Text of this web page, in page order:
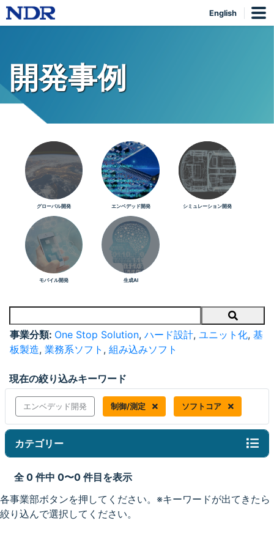
English
開発事例
グローバル開発 エンベデッド開発 シミュレーション開発
モバイル開発 生成AI
Search
事業分類: One Stop Solution, ハード設計, ユニット化, 基
板製造, 業務系ソフト , 組み込みソフト
現在の絞り込みキーワード
エンベデッド開発 制御/測定 ソフトコア
カテゴリー
全 0 件中 0〜0 件目を表示
各事業部ボタンを押してください。※キーワードが出てきたら
絞り込んで選択してください。